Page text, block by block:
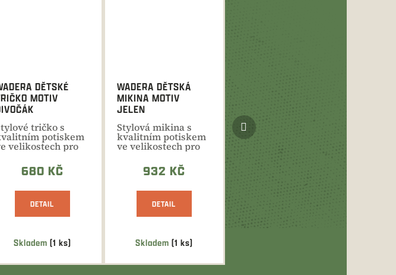
Skladem (1 ks)
DĚTSKÉ
MOTIV
tričko s
potiskem
velikostech pro
nejmenší...
680 KČ
DETAIL
Skladem (1 ks)
WADERA DĚTSKÁ
MIKINA MOTIV
JELEN
Stylová mikina s
kvalitním potiskem
ve velikostech pro
nejmenší...932 KČ
DETAIL
Další
produkt